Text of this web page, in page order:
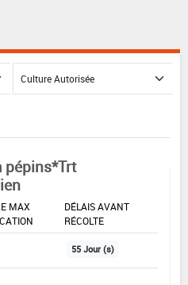
pépins*Trt
MAX
DÉLAIS AVANT
RÉCOLTE
55 Jour (s)